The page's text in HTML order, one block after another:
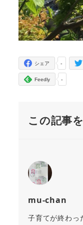
-
シェア
-
Feedly
この記事
mu-chan
子育てが終わっ